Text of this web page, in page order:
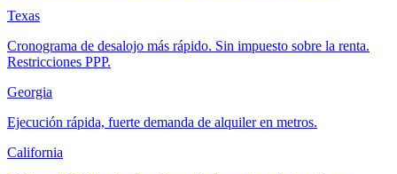
Texas
Cronograma de desalojo más rápido. Sin impuesto sobre la renta.
Restricciones PPP.
Georgia
Ejecución rápida, fuerte demanda de alquiler en metros.
California